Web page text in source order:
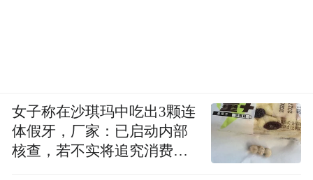
女子称在沙琪玛中吃出3颗连
体假牙，厂家：已启动内部
核查，若不实将追究消费者